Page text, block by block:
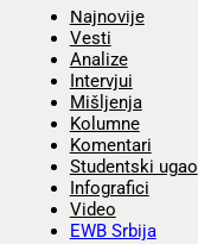
Najnovije
Vesti
Analize
Intervjui
Mišljenja
Kolumne
Komentari
Studentski ugao
Infografici
Video
EWB Srbija